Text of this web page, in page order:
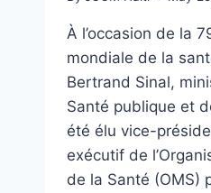
À l’occasion de la
mondiale de la
Bertrand Sinal,
Santé publique et
été élu vice-
exécutif de
de la Santé (OMS)